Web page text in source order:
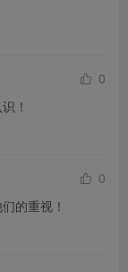
0
！
0
的重视！